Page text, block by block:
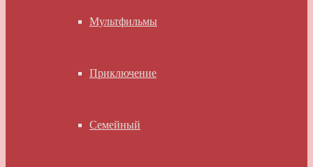
Мультфильмы
Приключение
Семейный